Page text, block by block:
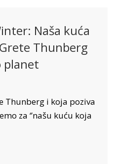
Naša kuća
Thunberg
planet
Thunberg i koja poziva
za ‘’našu kuću koja